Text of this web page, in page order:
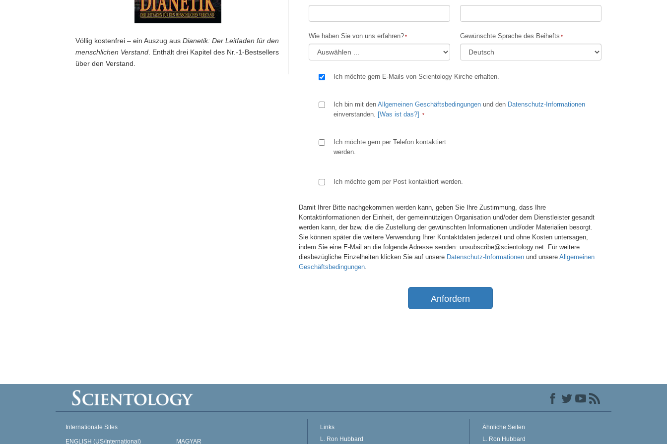
Antworten auf das Drogenproblem
Kinder
Werkzeuge für den Arbeitsplatz
Ethik und die Zustände
Die Ursache von Unterdrückung
Völlig kostenfrei – ein Auszug aus Dianetik: Der Leitfaden für den
menschlichen Verstand . Enthält drei Kapitel des Nr.-1-Bestsellers
über den Verstand.
Wie haben Sie von uns erfahren? Gewünschte Sprache des Beihefts
Ich möchte gern E-Mails von Scientology Kirche erhalten.
Ich bin mit den Allgemeinen Geschäftsbedingungen und den Datenschutz-Informationen
einverstanden. [Was ist das?]
Ich möchte gern per Telefon kontaktiert
werden.
Ich möchte gern per Post kontaktiert werden.
Damit Ihrer Bitte nachgekommen werden kann, geben Sie Ihre Zustimmung, dass Ihre
Kontaktinformationen der Einheit, der gemeinnützigen Organisation und/oder dem Dienstleister gesandt
werden kann, der bzw. die die Zustellung der gewünschten Informationen und/oder Materialien besorgt.
Sie können später die weitere Verwendung Ihrer Kontaktdaten jederzeit und ohne Kosten untersagen,
indem Sie eine E-Mail an die folgende Adresse senden: unsubscribe@scientology.net. Für weitere
diesbezügliche Einzelheiten klicken Sie auf unsere Datenschutz-Informationen und unsere Allgemeinen
Geschäftsbedingungen.
Anfordern
Internationale Sites
ENGLISH (US/International) MAGYAR
Links
L. Ron Hubbard
Ähnliche Seiten
L. Ron Hubbard